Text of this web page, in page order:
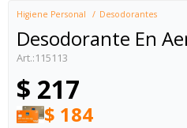
Higiene Personal Desodorantes
Desodorante En
115113
$ 217
$ 184